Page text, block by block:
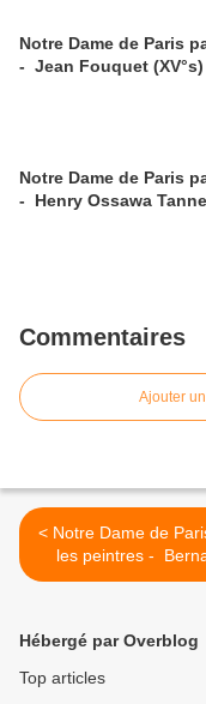
Notre Dame de Paris
- Jean Fouquet (XV°s)
Notre Dame de Paris
- Henry Ossawa
Commentaires
Ajouter
< Notre Dame de Paris par
les peintres - Bernard
Buffet (1928-
Hébergé par Overblog
Top articles